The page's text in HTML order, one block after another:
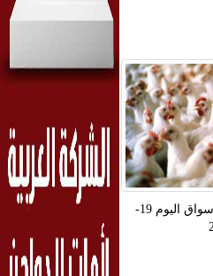
أسعار الدواجن في الأسواق اليوم 19-